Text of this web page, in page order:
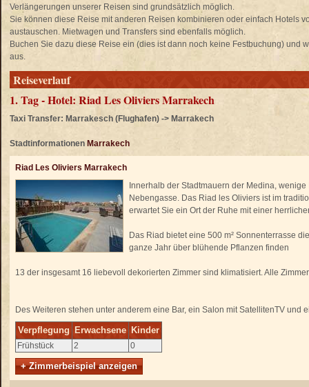
Verlängerungen unserer Reisen sind grundsätzlich möglich.
Sie können diese Reise mit anderen Reisen kombinieren oder einfach Hotels
austauschen. Mietwagen und Transfers sind ebenfalls möglich.
Buchen Sie dazu diese Reise ein (dies ist dann noch keine Festbuchung) und
aus.
Reiseverlauf
1. Tag - Hotel: Riad Les Oliviers Marrakech
Taxi Transfer: Marrakesch (Flughafen) -> Marrakech
Stadtinformationen Marrakech
Riad Les Oliviers Marrakech
Innerhalb der Stadtmauern der Medina,
Nebengasse. Das Riad les Oliviers ist im
erwartet Sie ein Ort der Ruhe mit einer
Das Riad bietet eine 500 m² Sonnenterrasse
ganze Jahr über blühende Pflanzen finden
13 der insgesamt 16 liebevoll dekorierten Zimmer sind klimatisiert. Alle
Des Weiteren stehen unter anderem eine Bar, ein Salon mit SatellitenTV und
Verpflegung Erwachsene Kinder
Frühstück 2 0
+ Zimmerbeispiel anzeigen